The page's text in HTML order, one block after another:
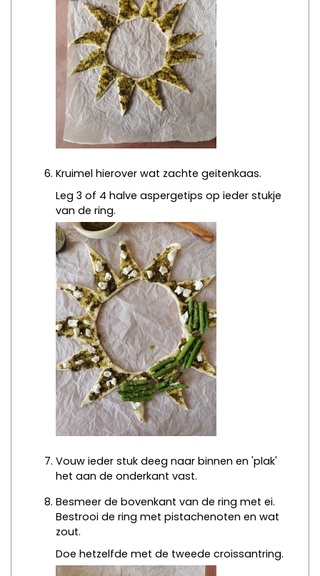
Kruimel hierover wat zachte geitenkaas.
Leg 3 of 4 halve aspergetips op ieder stukje
van de ring.
Vouw ieder stuk deeg naar binnen en 'plak'
het aan de onderkant vast.
Besmeer de bovenkant van de ring met ei.
Bestrooi de ring met pistachenoten en wat
zout.
Doe hetzelfde met de tweede croissantring.